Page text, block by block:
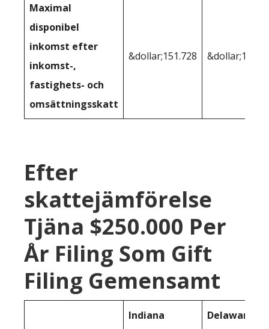
Maximal
disponibel
inkomst efter
inkomst-,
fastighets- och
omsättningsskatt
&dollar;151.728
Efter
skattejämförelse
Tjäna $250.000 Per
År Filing Som Gift
Filing Gemensamt
Indiana Delaware